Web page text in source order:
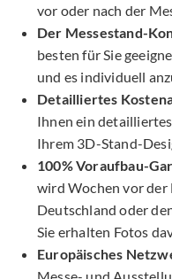
vor oder nach der
Der Messestand-
besten für Sie
und es individuell
Detailliertes
Ihnen ein
Ihrem 3D-Stand-
100% Voraufbau-
wird Wochen vor der
Deutschland oder
Sie erhalten Fotos
Europäisches
Messe- und